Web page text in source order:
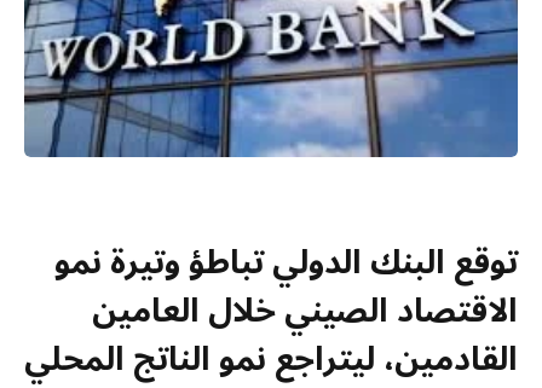
توقع البنك الدولي تباطؤ وتيرة نمو
الاقتصاد الصيني خلال العامين
القادمين، ليتراجع نمو الناتج المحلي